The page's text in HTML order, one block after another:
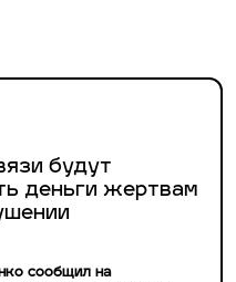
будут
деньги жертвам
сообщил на